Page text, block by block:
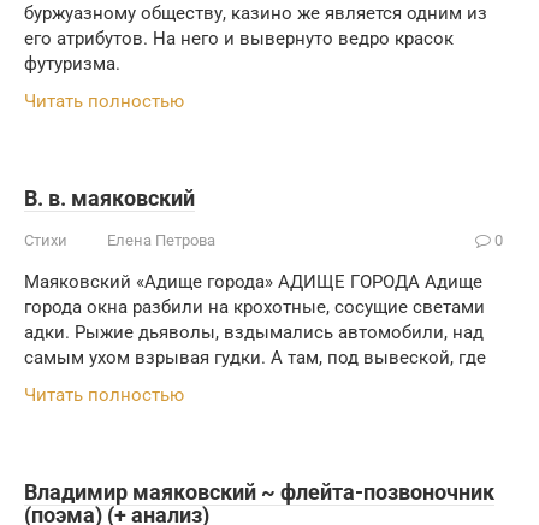
буржуазному обществу, казино же является одним из
его атрибутов. На него и вывернуто ведро красок
футуризма.
Читать полностью
В. в. маяковский
Стихи Елена Петрова 0
Маяковский «Адище города» АДИЩЕ ГОРОДА Адище
города окна разбили на крохотные, сосущие светами
адки. Рыжие дьяволы, вздымались автомобили, над
самым ухом взрывая гудки. А там, под вывеской, где
Читать полностью
Владимир маяковский ~ флейта-позвоночник
(поэма) (+ анализ)